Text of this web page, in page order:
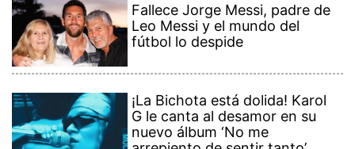
Fallece Jorge Messi, padre de
Leo Messi y el mundo del
fútbol lo despide
¡La Bichota está dolida! Karol
G le canta al desamor en su
nuevo álbum ‘No me